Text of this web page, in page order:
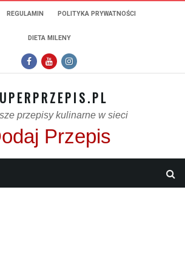
REGULAMIN POLITYKA PRYWATNOŚCI
DIETA MILENY
SUPERPRZEPIS.PL
przepisy kulinarne w sieci
Przepis